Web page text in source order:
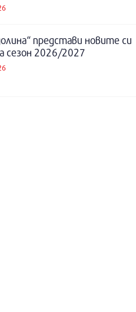
представи новите си
сезон 2026/2027